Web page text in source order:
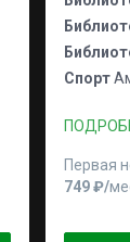
Спорт
Первая
749 ₽⁠/⁠